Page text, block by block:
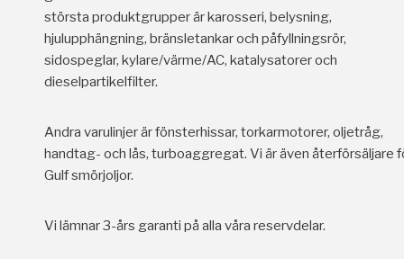
största produktgrupper är karosseri, belysning,
hjulupphängning, bränsletankar och påfyllningsrör,
sidospeglar, kylare/värme/AC, katalysatorer och
dieselpartikelfilter.
Andra varulinjer är fönsterhissar, torkarmotorer, oljetråg,
handtag- och lås, turboaggregat. Vi är även återförsäljare
Gulf smörjoljor.
Vi lämnar 3-års garanti på alla våra reservdelar.